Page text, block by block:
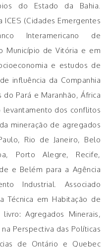
do Estado da Bahia.
ICES (Cidades Emergentes
Interamericano de
Município de Vitória e em
e estudos de
influência da Companhia
Pará e Maranhão, África
levantamento dos conflitos
mineração de agregados
Rio de Janeiro, Belo
Porto Alegre, Recife,
e Belém para a Agência
Industrial. Associado
Técnica em Habitação de
Agregados Minerais,
Perspectiva das Políticas
de Ontário e Quebec